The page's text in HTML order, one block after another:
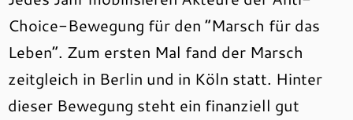
Choice-Bewegung für den “Marsch für das
Leben”. Zum ersten Mal fand der Marsch
zeitgleich in Berlin und in Köln statt. Hinter
dieser Bewegung steht ein finanziell gut